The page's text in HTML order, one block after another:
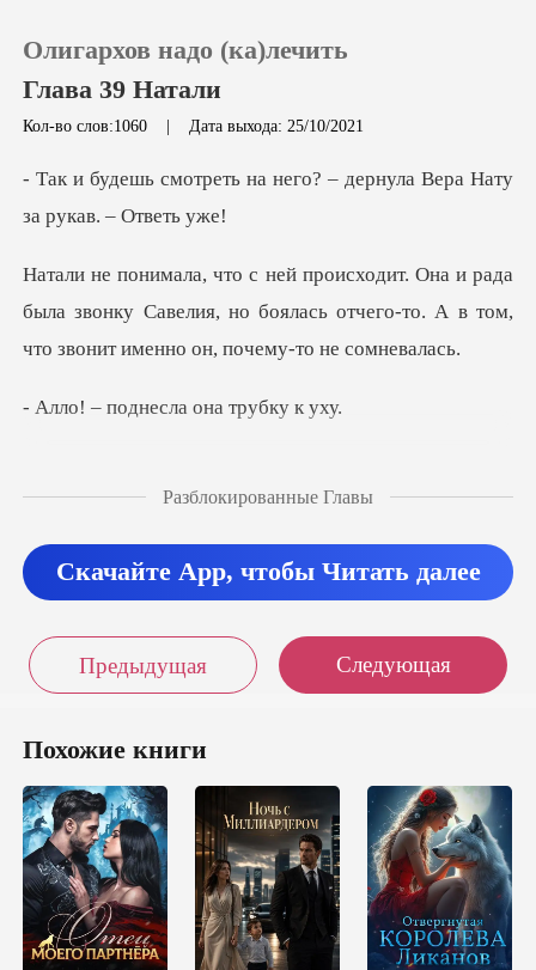
0
История чтения
Олигархов надо (ка)лечить
Глава 39 Натали
Кол-во слов:1060 | Дата выхода: 25/10/2021
а него? – дернула Вера На
да
была звонку Савелия, но боялась отчего-то. А в
днесла она т
узнал
Разблокированные Главы
Скачайте App, чтобы Читать далее
Предыдущая Следующая
Похожие книги